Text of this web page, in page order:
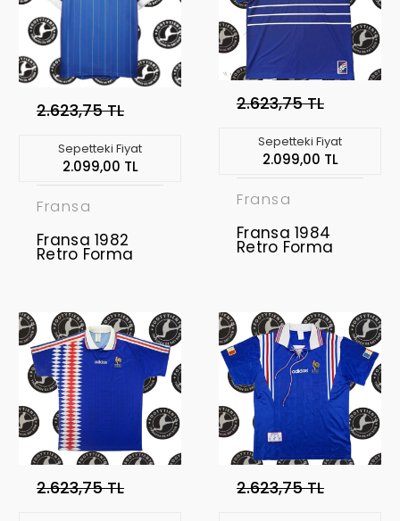
2.623,75 TL
Sepetteki Fiyat
2.099,00 TL
Fransa
Fransa 1982
Retro Forma
2.623,75 TL
Sepetteki Fiyat
2.099,00 TL
Fransa
Fransa 1984
Retro Forma
2.623,75 TL 2.623,75 TL